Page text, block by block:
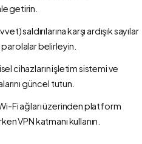
getirin.
saldırılarına karşı ardışık sayılar
belirleyin.
cihazların işletim sistemi ve
güncel tutun.
Fi ağları üzerinden platform
VPN katmanı kullanın.